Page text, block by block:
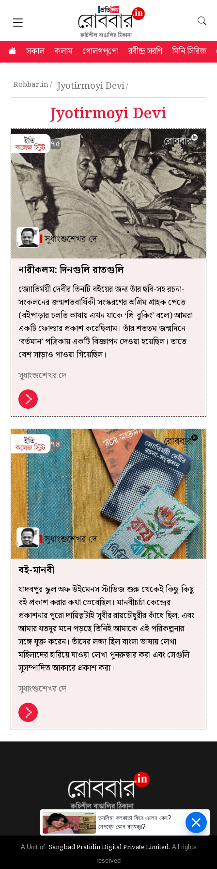
সকাল কলাম গোলগপ্‌পো রবীন্দ্র সরণি মিনি সিরিজ
Robbar.in Jyotirmoyi Devi
Jyotirmoyi Devi
নারীকলম: দিনগুলি রাতগুলি
জ্যোতির্ময়ী দেবীর তিনটি বইয়ের জন্য তাঁর ছবি-সহ রচনা-
সংকলনের জন্মশতবার্ষিকী সংস্করণের অগ্রিম গ্রাহক পেতে
(বইপাড়ার চলতি ভাষায় এখন যাকে ‘প্রি-বুকিং’ বলে) আমরা
একটি ফোল্ডার প্রকাশ করেছিলাম। তাঁর শততম জন্মদিনে
‘বর্তমান’ পত্রিকায় একটি বিজ্ঞাপন দেওয়া হয়েছিল। তাতে
বেশ সাড়াও পাওয়া গিয়েছিল।
সুধাংশুশেখর দে
বই-মানবী
যাদবপুর স্কুল অফ উইমেনস স্টাডিজ শুরু থেকেই কিছু-কিছু
বই প্রকাশ করার কথা ভেবেছিল। মানবীচর্চা কেন্দ্রের
প্রকাশনার পুরো দায়িত্বটাই সুবীর রায়চৌধুরীর কাঁধে ছিল, এবং
আমার যতদূর মনে পড়ছে তিনিই আমাকে এই পরিকল্পনার
সঙ্গে যুক্ত করেন। তাঁদের লক্ষ্য ছিল বাংলা ভাষায় লেখা
মহিলাদের হারিয়ে যাওয়া লেখা পুনরুদ্ধার করা এবং সেগুলি
সুসম্পাদিত আকারে প্রকাশ করা।
সুধাংশুশেখর দে
A Unit of: Sangbad Pratidin Digital Private Limited. All rights
reserved
তসলিমা কলকাতা ফিরে এলেন কেন?
নেপথ্যে কোন ষড়যন্ত্র?